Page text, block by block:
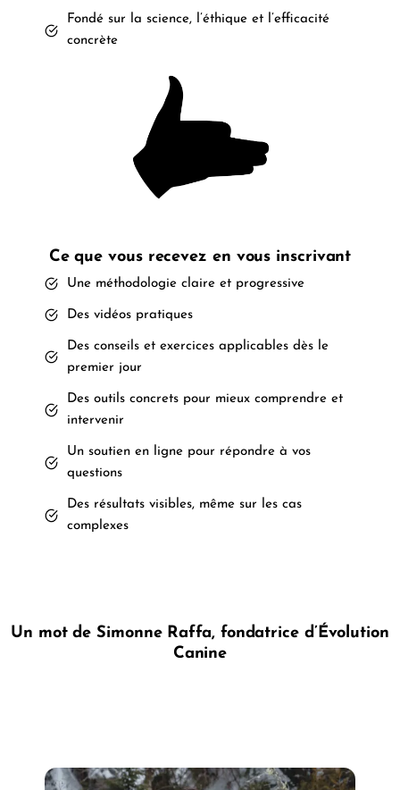
Fondé sur la science, l’éthique et l’efficacité
concrète
Ce que vous recevez en vous inscrivant
Une méthodologie claire et progressive
Des vidéos pratiques
Des conseils et exercices applicables dès le
premier jour
Des outils concrets pour mieux comprendre et
intervenir
Un soutien en ligne pour répondre à vos
questions
Des résultats visibles, même sur les cas
complexes
Un mot de Simonne Raffa, fondatrice d’Évolution
Canine